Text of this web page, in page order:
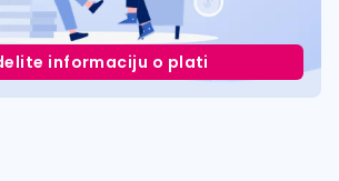
informaciju o plati